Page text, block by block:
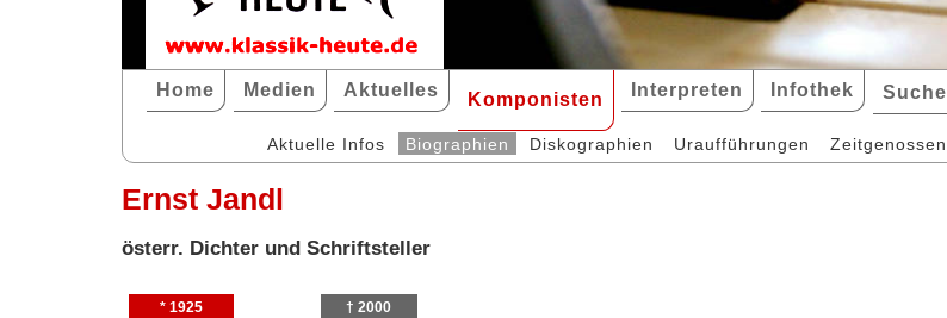
Home Medien Aktuelles Komponisten Interpreten Infothek Suche
Aktuelle Infos Biographien Diskographien Uraufführungen Zeitgenossen
Ernst Jandl
österr. Dichter und Schriftsteller
* 1925 † 2000